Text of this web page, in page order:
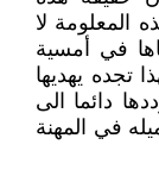
المعلومة لا
في أمسية
تجده يهديها
دائما الى
في المهنة